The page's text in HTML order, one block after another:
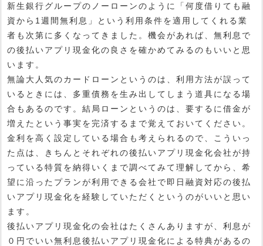
新生銀行グループのノーローンのように「何度借りても融
資から1週間無利息」という利用条件を適用してくれる業
者も次第に多くなってきました。機会があれば、無利息で
の後払いアプリ現金化の良さを確かめてみるのもいいと思
います。
無論大人気のカードローンというのは、利用方法が誤って
いるときには、多重債務を生み出してしまう道具になる場
合もあるのです。結局ローンというのは、要するに借金が
増えたという事実を完済するまで覚えておいてください。
金利を高く設定している場合も考えられるので、こういっ
た点は、きちんとそれぞれの後払いアプリ現金化会社が持
っている特質を納得いくまで調べてみて理解してから、希
望に沿ったプランが利用できる会社で即日融資対応の後払
いアプリ現金化を経験していただくというのがいいと思い
ます。
後払いアプリ現金化の会社はたくさんありますが、利息が
０円でいい無利息後払いアプリ現金化による特典があるの